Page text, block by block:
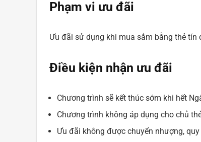
Phạm vi ưu đãi
Ưu đãi sử dụng khi mua sắm bằng thẻ
Điều kiện nhận ưu đãi
Chương trình sẽ kết thúc sớm khi hết
Chương trình không áp dụng cho chủ
Ưu đãi không được chuyển nhượng,